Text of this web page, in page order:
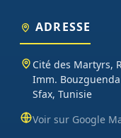
ADRESSE
Cité des Martyrs,
Imm.
Sfax, Tunisie
Voir sur Google